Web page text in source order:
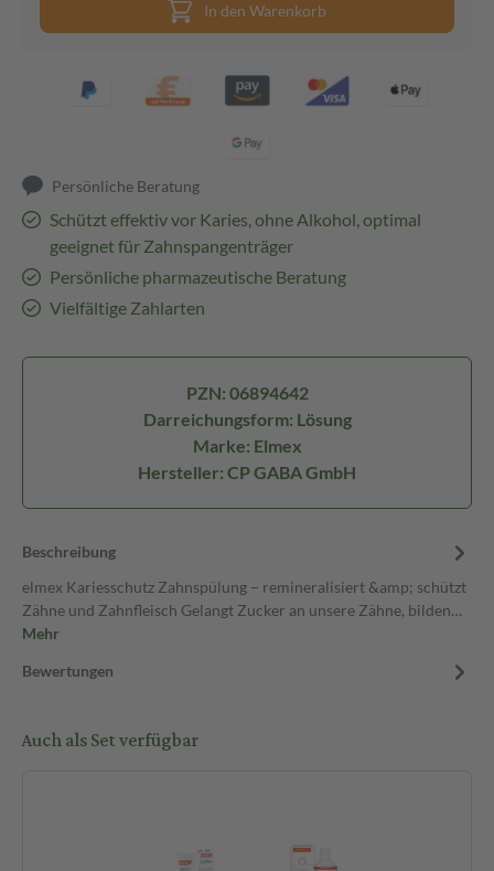
In den Warenkorb
Persönliche Beratung
Schützt effektiv vor Karies, ohne Alkohol, optimal
geeignet für Zahnspangenträger
Persönliche pharmazeutische Beratung
Vielfältige Zahlarten
PZN: 06894642
Darreichungsform: Lösung
Marke: Elmex
Hersteller: CP GABA GmbH
Beschreibung
elmex Kariesschutz Zahnspülung – remineralisiert &amp; schützt
Zähne und Zahnfleisch Gelangt Zucker an unsere Zähne, bilden…
Mehr
Bewertungen
Auch als Set verfügbar